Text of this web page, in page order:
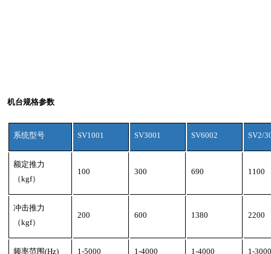
机台规格参数
系统型号 SV1001 SV3001 SV6002 SV2/
额定推力
（kgf）
100 300 690 1100
冲击推力
（kgf）
200 600 1380 2200
频率范围(Hz) 1-5000 1-4000 1-4000 1-